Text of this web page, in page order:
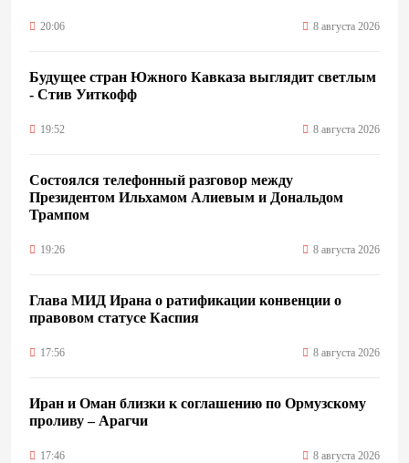
20:06 8 августа 2026
Будущее стран Южного Кавказа выглядит светлым
- Стив Уиткофф
19:52 8 августа 2026
Состоялся телефонный разговор между
Президентом Ильхамом Алиевым и Дональдом
Трампом
19:26 8 августа 2026
Глава МИД Ирана о ратификации конвенции о
правовом статусе Каспия
17:56 8 августа 2026
Иран и Оман близки к соглашению по Ормузскому
проливу – Арагчи
17:46 8 августа 2026